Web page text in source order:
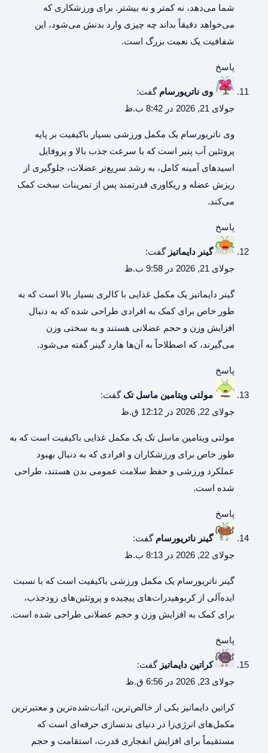
شما می‌دهد، نه کمتر و نه بیشتر. برای ورزشکاری که
می‌خواهد دقیقاً بداند چه چیزی وارد بدنش می‌شود، این
شفافیت یک نعمت بزرگ است.
پاسخ
وی ناتریورسام گفت:
جولای 21, 2026 در 8:42 ب.ظ
وی ناتریورسام یک مکمل ورزشی بسیار باکیفیت بر پایه
پروتئین آب پنیر است که با سرعت جذب بالا و پروفایل
اسیدهای آمینه کامل، به رشد سریع‌تر عضلات، جلوگیری از
ریزش عضله و ریکاوری قدرتمند پس از تمرینات سخت کمک
می‌کند.
پاسخ
گینر دایماتیز گفت:
جولای 21, 2026 در 9:58 ب.ظ
گینر دایماتیز یک مکمل غذایی با کالری بسیار بالا است که به
طور خاص برای کمک به افرادی طراحی شده که به دنبال
افزایش وزن و حجم عضلانی هستند و به سختی وزن
می‌گیرند، که اصطلاحاً به آن‌ها هارد گینر گفته می‌شود.
پاسخ
مولتی ویتامین ماسل تک گفت:
جولای 22, 2026 در 12:12 ق.ظ
مولتی ویتامین ماسل تک یک مکمل غذایی باکیفیت است که به
طور خاص برای ورزشکاران و افرادی که به دنبال بهبود
عملکرد ورزشی و حفظ سلامت عمومی بدن هستند، طراحی
شده است.
پاسخ
گینر ناتریورسام گفت:
جولای 22, 2026 در 8:13 ب.ظ
گینر ناتریورسام یک مکمل ورزشی باکیفیت است که با نسبت
ایده‌آلی از کربوهیدرات‌های پیچیده و پروتئین‌های زودجذب،
برای کمک به افزایش وزن و حجم عضلانی طراحی شده است.
پاسخ
کراتین دایماتیز گفت:
جولای 23, 2026 در 6:56 ق.ظ
کراتین دایماتیز یکی از خالص‌ترین، اثبات‌شده‌ترین و معتبرترین
مکمل‌های انرژی‌زا در دنیای بدنسازی حرفه‌ای است که
مستقیماً برای افزایش انفجاری قدرت، استقامت و حجم